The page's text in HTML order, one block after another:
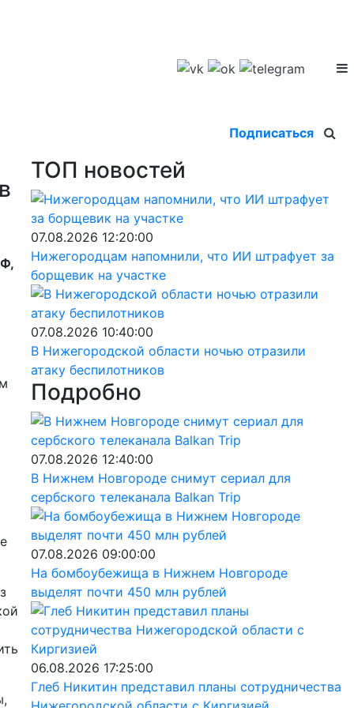
Подписаться
ТОП новостей
07.08.2026 12:20:00
Нижегородцам напомнили, что ИИ штрафует за
борщевик на участке
07.08.2026 10:40:00
В Нижегородской области ночью отразили
атаку беспилотников
Подробно
07.08.2026 12:40:00
В Нижнем Новгороде снимут сериал для
сербского телеканала Balkan Trip
07.08.2026 09:00:00
На бомбоубежища в Нижнем Новгороде
выделят почти 450 млн рублей
06.08.2026 17:25:00
Глеб Никитин представил планы сотрудничества